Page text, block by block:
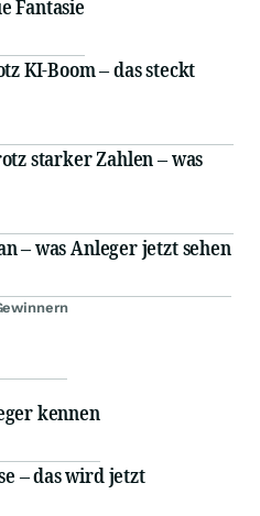
Fantasie
KI-Boom – das steckt
starker Zahlen – was
– was Anleger jetzt sehen
kennen
– das wird jetzt